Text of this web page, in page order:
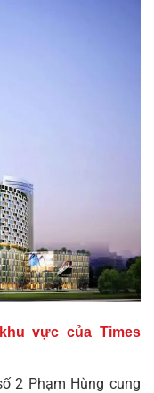
vực của Times
2 Phạm Hùng cung